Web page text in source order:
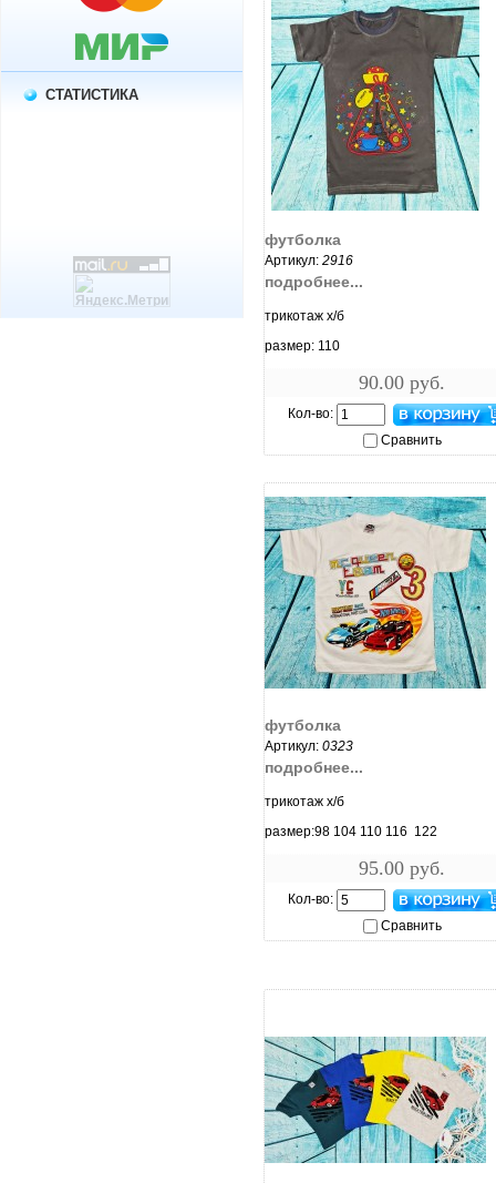
СТАТИСТИКА
футболка
Артикул: 2916
подробнее...
трикотаж х/б
размер: 110
90.00 руб.
Кол-во:
Сравнить
футболка
Артикул: 0323
подробнее...
трикотаж х/б
размер:98 104 110 116 122
95.00 руб.
Кол-во:
Сравнить